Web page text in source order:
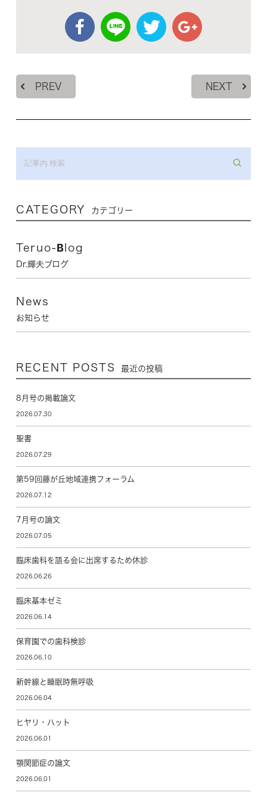
PREV NEXT
CATEGORY カテゴリー
Teruo-Blog
Dr.輝夫ブログ
News
お知らせ
RECENT POSTS 最近の投稿
8月号の掲載論文
2026.07.30
聖書
2026.07.29
第59回藤が丘地域連携フォーラム
2026.07.12
7月号の論文
2026.07.05
臨床歯科を語る会に出席するため休診
2026.06.26
臨床基本ゼミ
2026.06.14
保育園での歯科検診
2026.06.10
新幹線と睡眠時無呼吸
2026.06.04
ヒヤリ・ハット
2026.06.01
顎関節症の論文
2026.06.01